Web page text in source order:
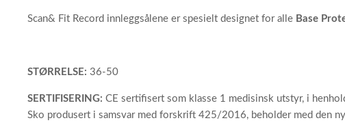
Scan& Fit Record innleggsålene er spesielt designet for alle Base
STØRRELSE: 36-50
SERTIFISERING: CE sertifisert som klasse 1 medisinsk utstyr, i
Sko produsert i samsvar med forskrift 425/2016, beholder med den